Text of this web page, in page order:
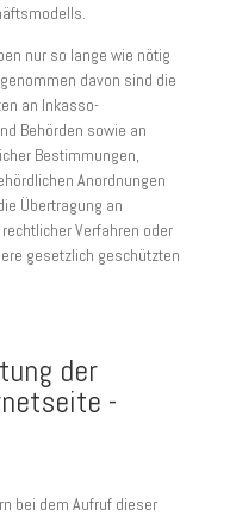
nur so lange wie nötig
davon sind die
an Inkasso-
Behörden sowie an
Bestimmungen,
Anordnungen
Übertragung an
Verfahren oder
gesetzlich geschützten
der
-
bei dem Aufruf dieser